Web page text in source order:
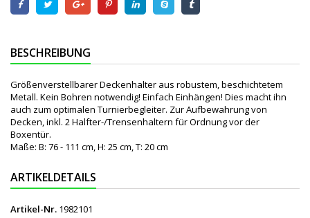
BESCHREIBUNG
Größenverstellbarer Deckenhalter aus robustem, beschichtetem
Metall. Kein Bohren notwendig! Einfach Einhängen! Dies macht ihn
auch zum optimalen Turnierbegleiter. Zur Aufbewahrung von
Decken, inkl. 2 Halfter-/Trensenhaltern für Ordnung vor der
Boxentür.
Maße: B: 76 - 111 cm, H: 25 cm, T: 20 cm
ARTIKELDETAILS
Artikel-Nr. 1982101